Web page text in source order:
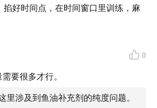
，你应该怎么对待你的关节。
掐好时间点，在时间窗口里训练，麻
0
要很多才行。
里涉及到鱼油补充剂的纯度问题。